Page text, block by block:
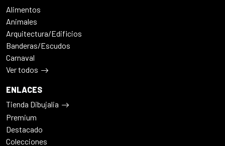
Alimentos
Animales
Arquitectura/Edificios
Banderas/Escudos
Carnaval
Ver todos
ENLACES
Tienda Dibujalia
Premium
Destacado
Colecciones